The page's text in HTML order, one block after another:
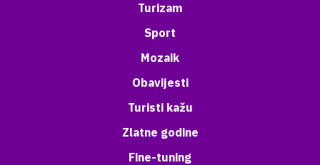
Turizam
Sport
Mozaik
Obavijesti
Turisti kažu
Zlatne godine
Fine-tuning